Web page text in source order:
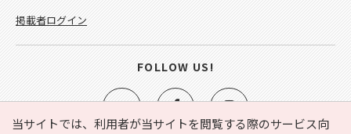
当サイトでは、利用者が当サイトを閲覧する際のサービス向
掲載者ログイン
FOLLOW US!